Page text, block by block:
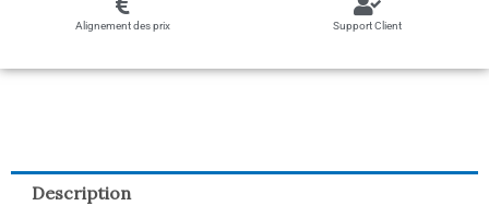
Alignement des prix Support Client
Description